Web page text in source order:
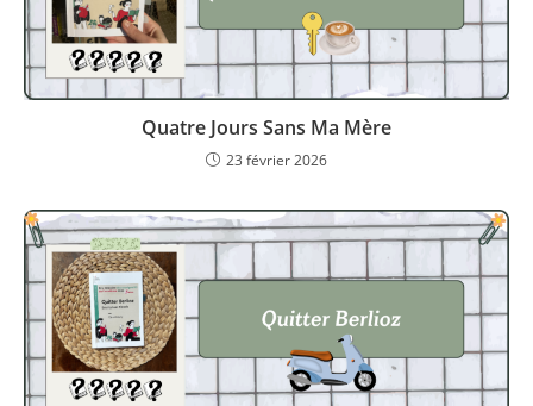
Quatre Jours Sans Ma Mère
23 février 2026